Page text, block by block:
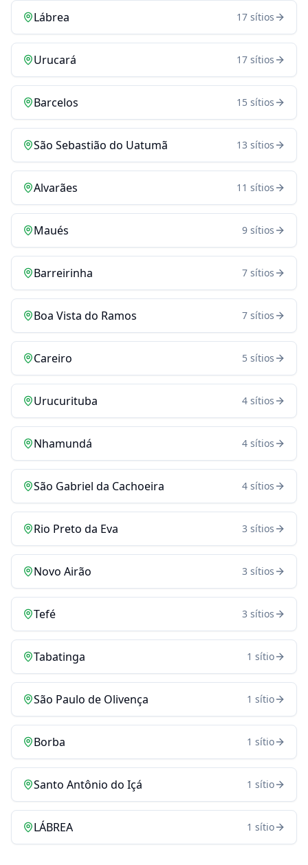
Lábrea 17 sítios
Urucará 17 sítios
Barcelos 15 sítios
São Sebastião do Uatumã 13 sítios
Alvarães 11 sítios
Maués 9 sítios
Barreirinha 7 sítios
Boa Vista do Ramos 7 sítios
Careiro 5 sítios
Urucurituba 4 sítios
Nhamundá 4 sítios
São Gabriel da Cachoeira 4 sítios
Rio Preto da Eva 3 sítios
Novo Airão 3 sítios
Tefé 3 sítios
Tabatinga 1 sítio
São Paulo de Olivença 1 sítio
Borba 1 sítio
Santo Antônio do Içá 1 sítio
LÁBREA 1 sítio